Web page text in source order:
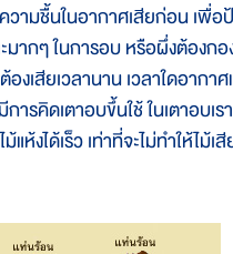
ชื้นในอากาศเสียก่อน เพื่อ
ากๆ ในการอบ หรือผึ่งต้องกอ
เสียเวลานาน เวลาใดอากา
ารคิดเตาอบขึ้นใช้ ในเตาอบ
ห้งได้เร็ว เท่าที่จะไม่ทำให้ไ